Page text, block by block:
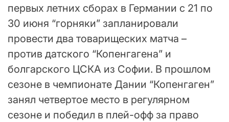
первых летних сборах в Германии с 21 по
30 июня “горняки” запланировали
провести два товарищеских матча –
против датского “Копенгагена” и
болгарского ЦСКА из Софии. В прошлом
сезоне в чемпионате Дании “Копенгаген”
занял четвертое место в регулярном
сезоне и победил в плей-офф за право